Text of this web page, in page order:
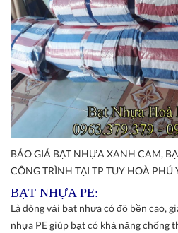
BÁO GIÁ BẠT NHỰA XANH CAM,
CÔNG TRÌNH TẠI TP TUY HOÀ PHÚ
BẠT NHỰA PE:
Là dòng vải bạt nhựa có độ bền cao,
nhựa PE giúp bạt có khả năng chống